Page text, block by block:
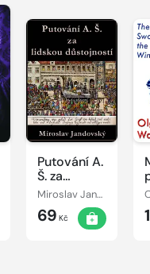
Putování A.
Š. za
lidskou
důstojností
Miroslav Jandovský
69 Kč